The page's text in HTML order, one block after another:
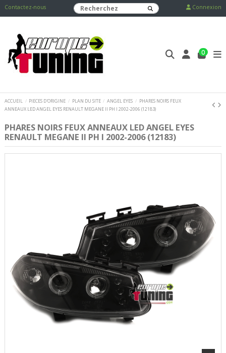
Contactez-nous Connexion
0
ACCUEIL PIECES D'ORIGINE PLAN DU SITE ANGEL EYES
PHARES NOIRS FEUX
ANNEAUX LED ANGEL EYES RENAULT MEGANE II PH I 2002-2006 (12183)
PHARES NOIRS FEUX ANNEAUX LED ANGEL EYES
RENAULT MEGANE II PH I 2002-2006 (12183)